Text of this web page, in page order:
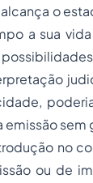
o
a sua
emissão
no
ou de